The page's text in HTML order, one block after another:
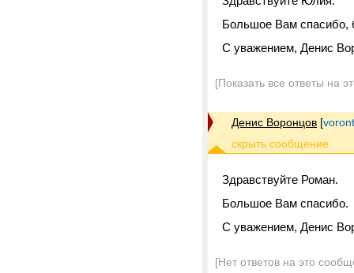
Большое Вам
С уважением, Денис
[Показать все ответы на
Денис Воронцов [
Здравствуйте Роман.
Большое Вам спасибо.
С уважением, Денис
[Нет ответов на это